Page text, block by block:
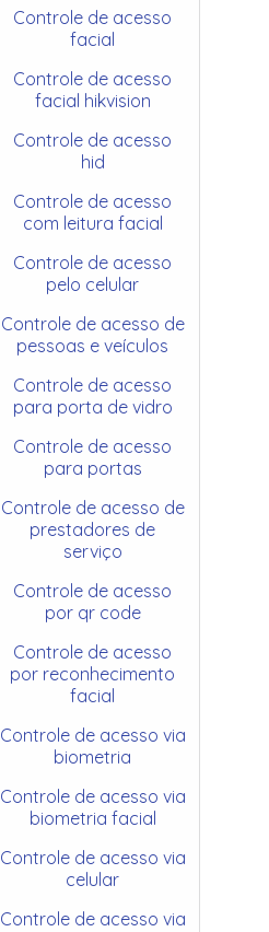
Controle de acesso
facial
Controle de acesso
facial hikvision
Controle de acesso
hid
Controle de acesso
com leitura facial
Controle de acesso
pelo celular
Controle de acesso de
pessoas e veículos
Controle de acesso
para porta de vidro
Controle de acesso
para portas
Controle de acesso de
prestadores de
serviço
Controle de acesso
por qr code
Controle de acesso
por reconhecimento
facial
Controle de acesso via
biometria
Controle de acesso via
biometria facial
Controle de acesso via
celular
Controle de acesso via